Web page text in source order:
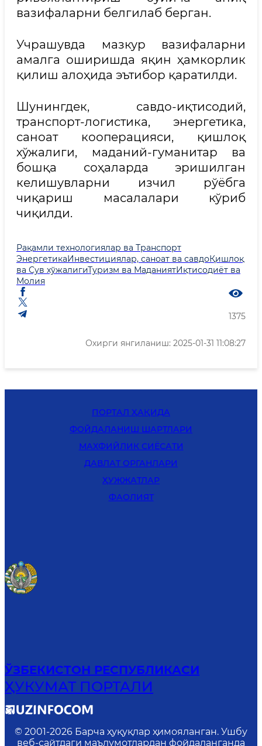
вазифаларни белгилаб берган.
Учрашувда мазкур вазифаларни
амалга оширишда яқин ҳамкорлик
қилиш алоҳида эътибор қаратилди.
Шунингдек, савдо-иқтисодий,
транспорт-логистика, энергетика,
саноат кооперацияси, қишлоқ
хўжалиги, маданий-гуманитар ва
бошқа соҳаларда эришилган
келишувларни изчил рўёбга
чиқариш масалалари кўриб
чиқилди.
Рақамли технологиялар ва Транспорт
ЭнергетикаИнвестициялар, саноат ва савдоҚишлоқ
ва Сув хўжалигиТуризм ва МаданиятИқтисодиёт ва
Молия
1375
Охирги янгиланиш: 2025-01-31 11:08:27
ПОРТАЛ ҲАҚИДА
ФОЙДАЛАНИШ ШАРТЛАРИ
MАХФИЙЛИК СИЁСАТИ
ДАВЛАТ ОРГАНЛАРИ
ҲУЖЖАТЛАР
ФАОЛИЯТ
ЎЗБЕКИСТОН РЕСПУБЛИКАСИ
ҲУКУМАТ ПОРТАЛИ
© 2001-2026 Барча ҳуқуқлар ҳимояланган. Ушбу
веб-сайтдаги маълумотлардан фойдаланганда